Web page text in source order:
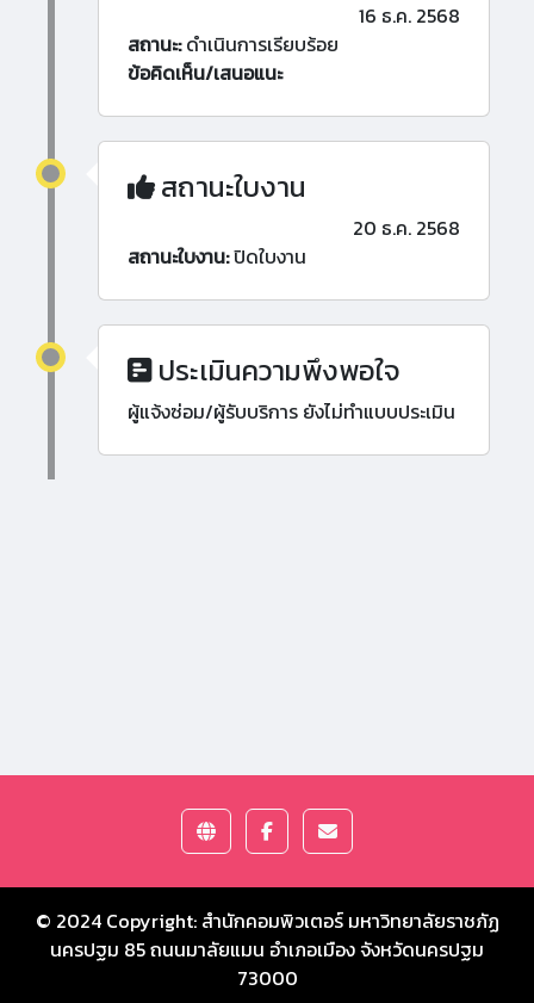
16 ธ.ค. 2568
สถานะ:ดำเนินการเรียบร้อย
ข้อคิดเห็น/เสนอแนะ
สถานะใบงาน
20 ธ.ค. 2568
สถานะใบงาน:ปิดใบงาน
ประเมินความพึงพอใจ
ผู้แจ้งซ่อม/ผู้รับบริการ ยังไม่ทำแบบประเมิน
© 2024 Copyright: สำนักคอมพิวเตอร์ มหาวิทยาลัยราชภัฏ
นครปฐม 85 ถนนมาลัยแมน อำเภอเมือง จังหวัดนครปฐม
73000